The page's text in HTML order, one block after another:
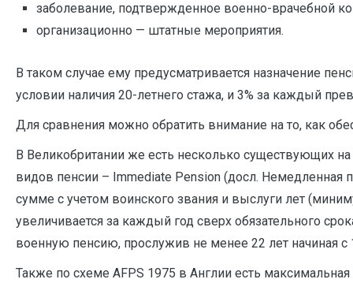
заболевание, подтвержденное военно-врачебной
организационно — штатные мероприятия.
В таком случае ему предусматривается назначение
условии наличия 20-летнего стажа, и 3% за каждый
Для сравнения можно обратить внимание на то, как
В Великобритании же есть несколько существующих
видов пенсии – Immediate Pension (досл. Немедленная
сумме с учетом воинского звания и выслуги лет
увеличивается за каждый год сверх обязательного
военную пенсию, прослужив не менее 22 лет начиная с
Также по схеме AFPS 1975 в Англии есть максимальная